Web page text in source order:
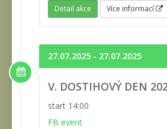
Detail akce Více informací
27.07.2025 - 27.07.2025
V. DOSTIHOVÝ DEN
start 14:00
FB event